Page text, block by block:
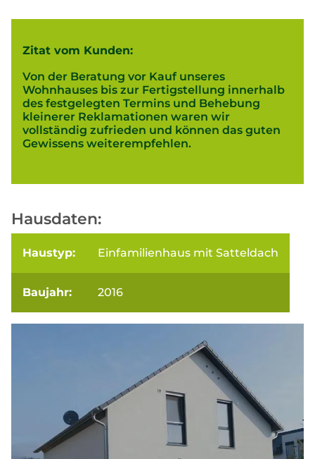
Zitat vom Kunden:
Von der Beratung vor Kauf unseres
Wohnhauses bis zur Fertigstellung innerhalb
des festgelegten Termins und Behebung
kleinerer Reklamationen waren wir
vollständig zufrieden und können das guten
Gewissens weiterempfehlen.
Hausdaten:
Haustyp: Einfamilienhaus mit Satteldach
Baujahr: 2016